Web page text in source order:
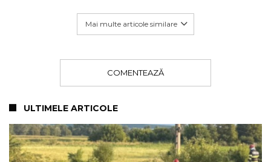
Mai multe articole similare
COMENTEAZĂ
ULTIMELE ARTICOLE